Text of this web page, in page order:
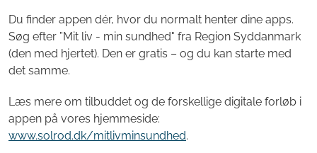
Du finder appen dér, hvor du normalt henter dine apps.
Søg efter ”Mit liv - min sundhed" fra Region Syddanmark
(den med hjertet). Den er gratis – og du kan starte med
det samme.
Læs mere om tilbuddet og de forskellige digitale forløb i
appen på vores hjemmeside:
www.solrod.dk/mitlivminsundhed.